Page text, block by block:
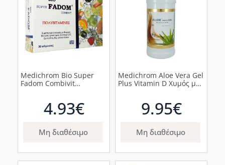
Medichrom Bio Super
Fadom Combivit
4.93€
Μη διαθέσιμο
Medichrom Aloe Vera Gel
Plus Vitamin D Χυμός με
9.95€
Μη διαθέσιμο